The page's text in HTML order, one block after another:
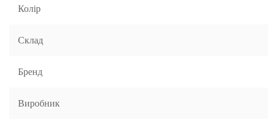
Колір
Склад
Бренд
Виробник